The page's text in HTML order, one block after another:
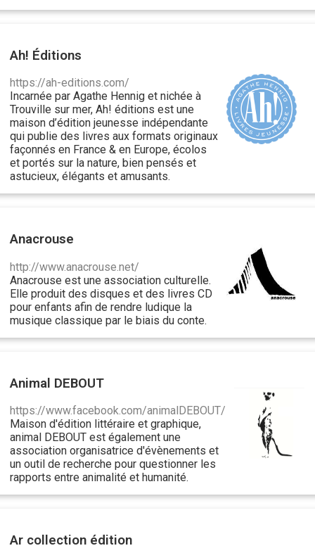
Ah! Éditions
https://ah-editions.com/
Incarnée par Agathe Hennig et nichée à
Trouville sur mer, Ah! éditions est une
maison d’édition jeunesse indépendante
qui publie des livres aux formats originaux
façonnés en France & en Europe, écolos
et portés sur la nature, bien pensés et
astucieux, élégants et amusants.
Anacrouse
http://www.anacrouse.net/
Anacrouse est une association culturelle.
Elle produit des disques et des livres CD
pour enfants afin de rendre ludique la
musique classique par le biais du conte.
Animal DEBOUT
https://www.facebook.com/animalDEBOUT/
Maison d'édition littéraire et graphique,
animal DEBOUT est également une
association organisatrice d'évènements et
un outil de recherche pour questionner les
rapports entre animalité et humanité.
Ar collection édition